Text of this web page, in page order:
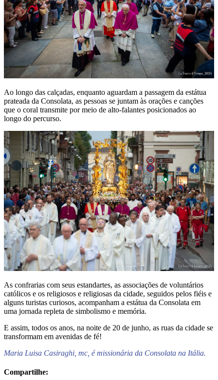
Ao longo das calçadas, enquanto aguardam a passagem da estátua
prateada da Consolata, as pessoas se juntam às orações e canções
que o coral transmite por meio de alto-falantes posicionados ao
longo do percurso.
As confrarias com seus estandartes, as associações de voluntários
católicos e os religiosos e religiosas da cidade, seguidos pelos fiéis e
alguns turistas curiosos, acompanham a estátua da Consolata em
uma jornada repleta de simbolismo e memória.
E assim, todos os anos, na noite de 20 de junho, as ruas da cidade se
transformam em avenidas de fé!
Maria Luisa Casiraghi, mc, é missionária da Consolata na Itália.
Compartilhe: